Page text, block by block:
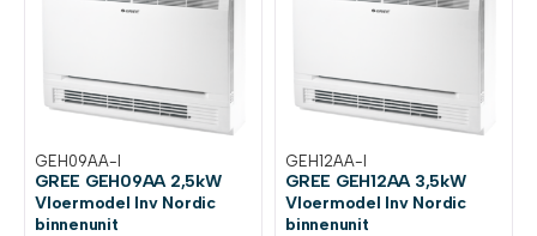
GEH09AA-I
GREE GEH09AA 2,5kW
Vloermodel Inv Nordic
binnenunit
GEH12AA-I
GREE GEH12AA 3,5kW
Vloermodel Inv Nordic
binnenunit